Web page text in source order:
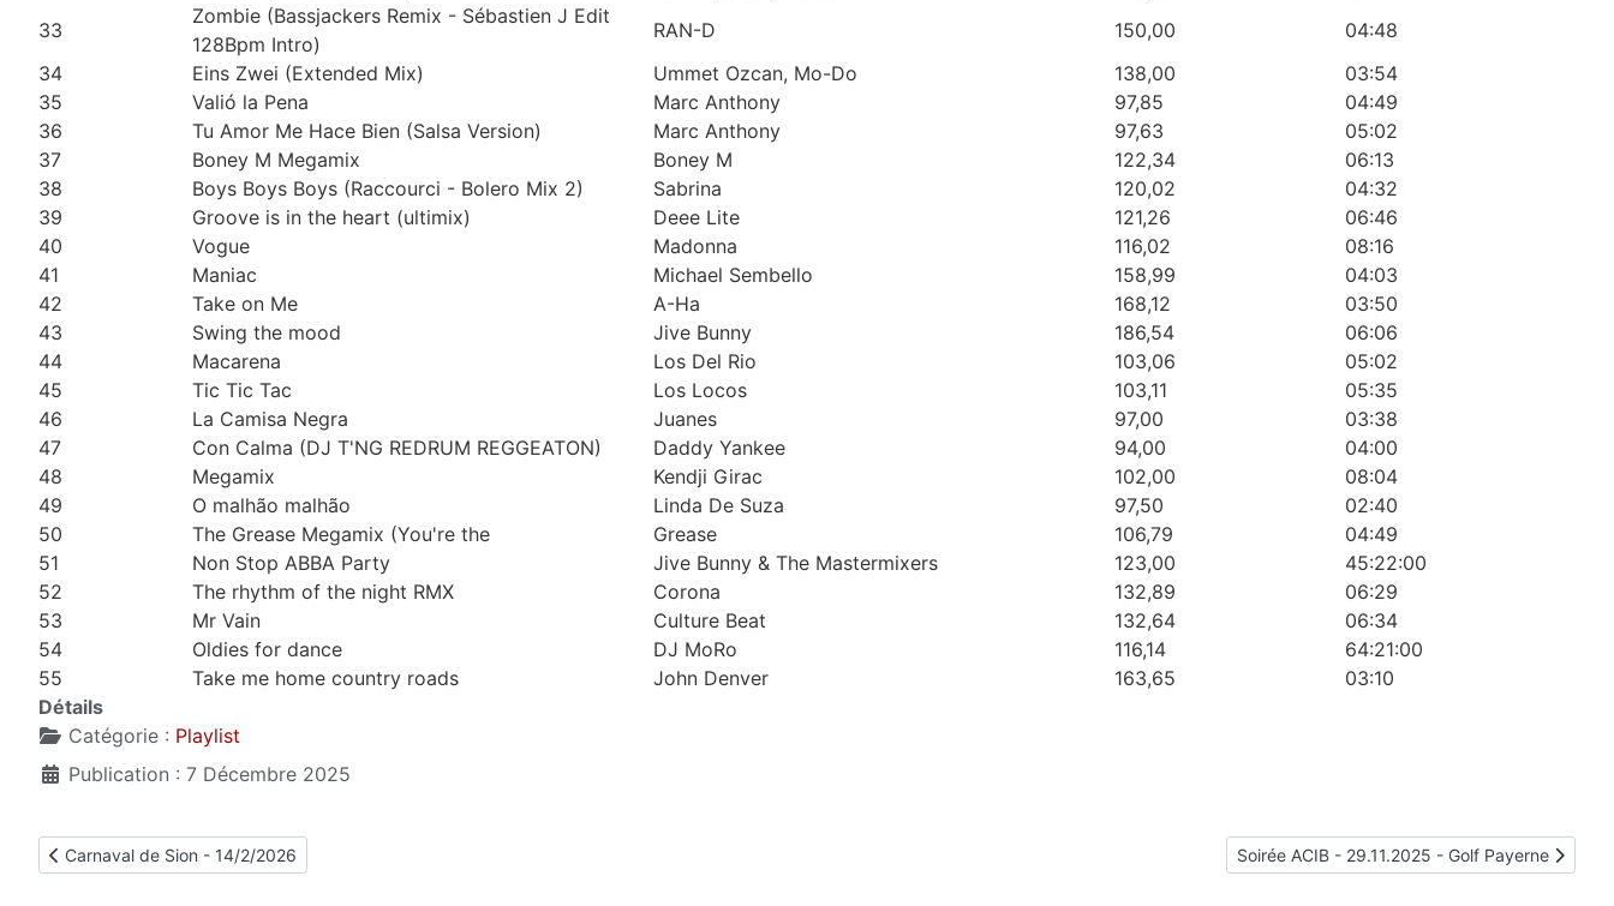
33
Zombie (Bassjackers Remix - Sébastien J Edit
128Bpm Intro)
RAN-D 150,00
04:48
34
Eins Zwei (Extended Mix) Ummet Ozcan, Mo-Do 138,00
03:54
35
Valió la Pena Marc Anthony 97,85
04:49
36
Tu Amor Me Hace Bien (Salsa Version) Marc Anthony 97,63
05:02
37
Boney M Megamix Boney M 122,34
06:13
38
Boys Boys Boys (Raccourci - Bolero Mix 2) Sabrina 120,02
04:32
39
Groove is in the heart (ultimix) Deee Lite 121,26
06:46
40
Vogue Madonna 116,02
08:16
41
Maniac Michael Sembello 158,99
04:03
42
Take on Me A-Ha 168,12
03:50
43
Swing the mood Jive Bunny 186,54
06:06
44
Macarena Los Del Rio 103,06
05:02
45
Tic Tic Tac Los Locos 103,11
05:35
46
La Camisa Negra Juanes 97,00
03:38
47
Con Calma (DJ T'NG REDRUM REGGEATON) Daddy Yankee 94,00
04:00
48
Megamix Kendji Girac 102,00
08:04
49
O malhão malhão Linda De Suza 97,50
02:40
50
The Grease Megamix (You're the Grease 106,79
04:49
51
Non Stop ABBA Party Jive Bunny & The Mastermixers 123,00
45:22:00
52
The rhythm of the night RMX Corona 132,89
06:29
53
Mr Vain Culture Beat 132,64
06:34
54
Oldies for dance DJ MoRo 116,14
64:21:00
55
Take me home country roads John Denver 163,65
03:10
Détails
Catégorie : Playlist
Publication : 7 Décembre 2025
Article précédent : Carnaval de Sion - 14/2/2026
Carnaval de Sion - 14/2/2026 Article suivant : Soirée ACIB - 29.11.2025 - Golf
Soirée ACIB - 29.11.2025 - Golf Payerne